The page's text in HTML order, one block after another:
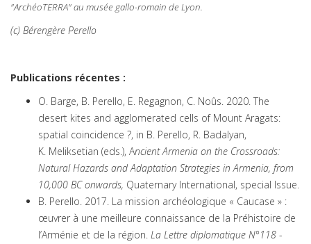
"ArchéoTERRA" au musée gallo-romain de Lyon.
(c) Bérengère Perello
Publications récentes :
O. Barge, B. Perello, E. Regagnon, C. Noûs. 2020. The
desert kites and agglomerated cells of Mount Aragats:
spatial coincidence ?, in B. Perello, R. Badalyan,
K. Meliksetian (eds.), Ancient Armenia on the Crossroads:
Natural Hazards and Adaptation Strategies in Armenia, from
10,000 BC onwards, Quaternary International, special Issue.
B. Perello. 2017. La mission archéologique « Caucase » :
œuvrer à une meilleure connaissance de la Préhistoire de
l’Arménie et de la région. La Lettre diplomatique N°118 -